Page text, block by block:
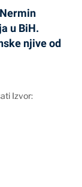
Nermin
u BiH.
njive od
Izvor: